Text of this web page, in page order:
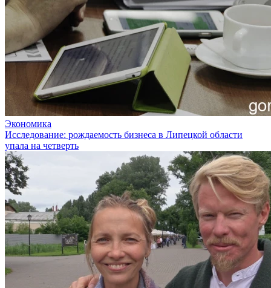
Экономика
Исследование: рождаемость бизнеса в Липецкой области
упала на четверть